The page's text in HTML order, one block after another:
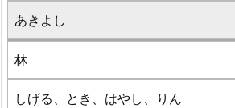
あきよし
林
しげる、とき、はやし、りん